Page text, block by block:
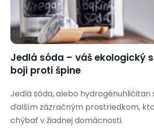
Jedlá sóda – váš ekologický
boji proti špine
Jedlá sóda, alebo hydrogénuhličitan
ďalším zázračným prostriedkom,
chýbať v žiadnej domácnosti.